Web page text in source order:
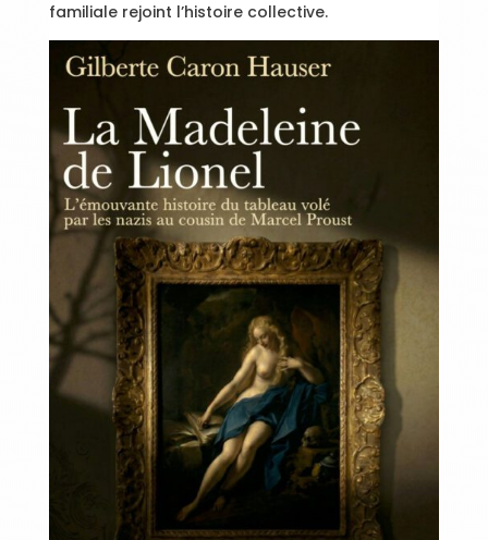
familiale rejoint l’histoire collective.